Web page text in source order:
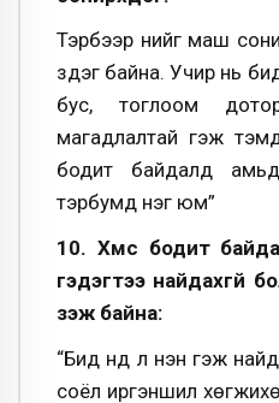
Тэрбээр үүнийг маш
үздэг байна. Учир нь
бус, тоглоом
магадлалтай гэж
бодит байдалд
тэрбумд нэг юм”
10. Хүмүүс бодит
гэдэгтээ найдахгүй
үзэж байна:
“Бид үүнд л үнэн гэж
соёл иргэншил